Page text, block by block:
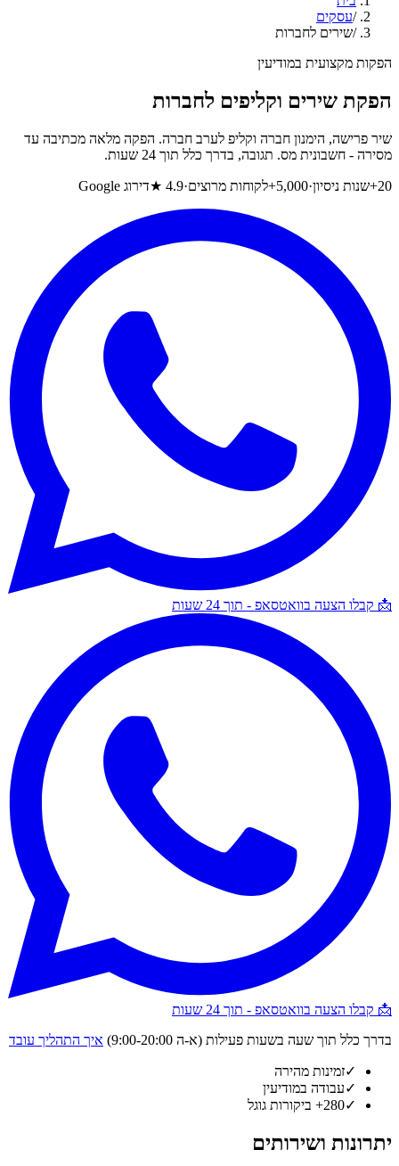
/עסקים
/שירים לחברות
הפקות מקצועית במודיעין
הפקת שירים וקליפים לחברות
שיר פרישה, הימנון חברה וקליפ לערב חברה. הפקה מלאה מכתיבה עד
מסירה - חשבונית מס. תגובה, בדרך כלל תוך 24 שעות.
20+ שנות ניסיון·
5,000+ לקוחות מרוצים·
4.9 ★ דירוג Google
📩 קבלו הצעה בוואטסאפ - תוך 24 שעות
📩 קבלו הצעה בוואטסאפ - תוך 24 שעות
בדרך כלל תוך שעה בשעות פעילות (א-ה 9:00-20:00)
איך התהליך עובד
✓זמינות מהירה
✓עבודה במודיעין
✓280+ ביקורות גוגל
יתרונות ושירותים